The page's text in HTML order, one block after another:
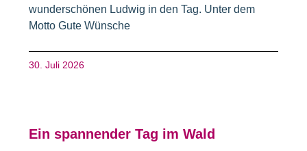
wunderschönen Ludwig in den Tag. Unter dem
Motto Gute Wünsche
30. Juli 2026
Ein spannender Tag im Wald